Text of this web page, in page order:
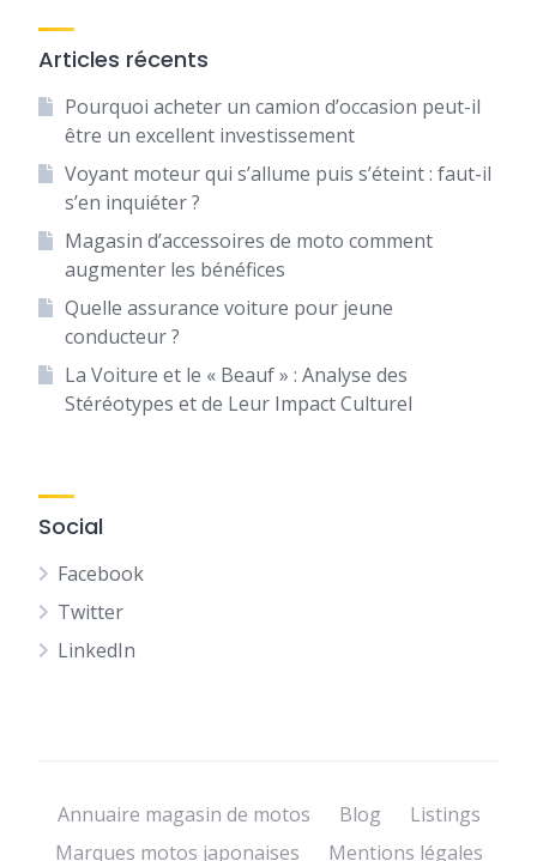
Articles récents
Pourquoi acheter un camion d’occasion peut-il
être un excellent investissement
Voyant moteur qui s’allume puis s’éteint : faut-il
s’en inquiéter ?
Magasin d’accessoires de moto comment
augmenter les bénéfices
Quelle assurance voiture pour jeune
conducteur ?
La Voiture et le « Beauf » : Analyse des
Stéréotypes et de Leur Impact Culturel
Social
Facebook
Twitter
LinkedIn
Annuaire magasin de motos Blog
Listings
Marques motos japonaises
Mentions légales